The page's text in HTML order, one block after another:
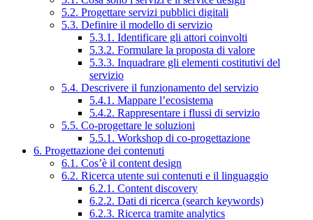
5.2. Progettare servizi pubblici digitali
5.3. Definire il modello di servizio
5.3.1. Identificare gli attori coinvolti
5.3.2. Formulare la proposta di valore
5.3.3. Inquadrare gli elementi costitutivi del
servizio
5.4. Descrivere il funzionamento del servizio
5.4.1. Mappare l’ecosistema
5.4.2. Rappresentare i flussi di servizio
5.5. Co-progettare le soluzioni
5.5.1. Workshop di co-progettazione
6. Progettazione dei contenuti
6.1. Cos’è il content design
6.2. Ricerca utente sui contenuti e il linguaggio
6.2.1. Content discovery
6.2.2. Dati di ricerca (search keywords)
6.2.3. Ricerca tramite analytics